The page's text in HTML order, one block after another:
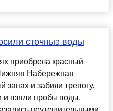
сточные воды
приобрела красный
Набережная
запах и забили тревогу.
и взяли пробы воды.
неутешительными